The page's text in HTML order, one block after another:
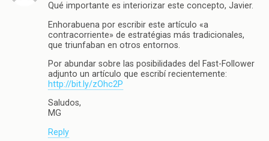
Qué importante es interiorizar este concepto, Javier.
Enhorabuena por escribir este artículo «a
contracorriente» de estratégias más tradicionales,
que triunfaban en otros entornos.
Por abundar sobre las posibilidades del Fast-Follower
adjunto un artículo que escribí recientemente:
http://bit.ly/zOhc2P
Saludos,
MG
Reply